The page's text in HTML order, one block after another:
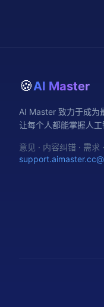
🍪AI Master
AI Master 致力于成为
让每个人都能掌握人工
意见 · 内容纠错 · 需